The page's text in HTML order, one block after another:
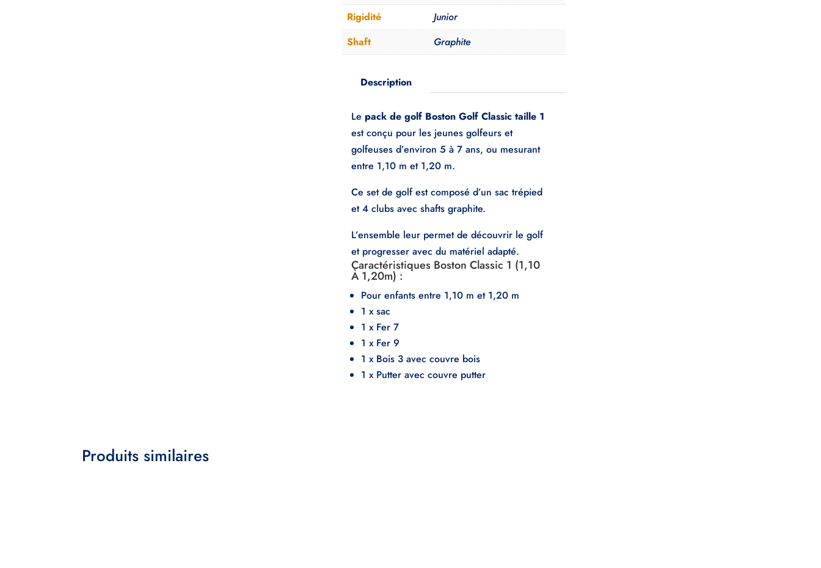
Rigidité
Junior
Shaft
Graphite
Description
Le pack de golf Boston Golf Classic taille 1
est conçu pour les jeunes golfeurs et
golfeuses d’environ 5 à 7 ans, ou mesurant
entre 1,10 m et 1,20 m.
Ce set de golf est composé d’un sac trépied
et 4 clubs avec shafts graphite.
L’ensemble leur permet de découvrir le golf
et progresser avec du matériel adapté.
Caractéristiques Boston Classic 1 (1,10
À 1,20m) :
Pour enfants entre 1,10 m et 1,20 m
1 x sac
1 x Fer 7
1 x Fer 9
1 x Bois 3 avec couvre bois
1 x Putter avec couvre putter
Produits similaires